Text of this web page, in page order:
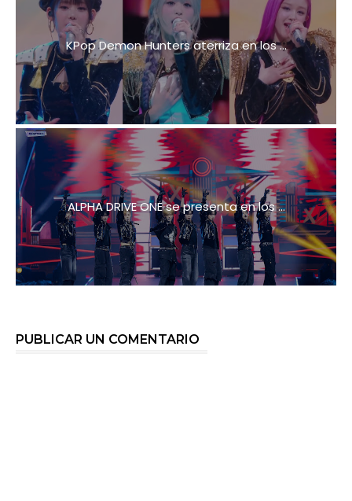
KPop Demon Hunters aterriza en los ...
ALPHA DRIVE ONE se presenta en los ...
PUBLICAR UN COMENTARIO